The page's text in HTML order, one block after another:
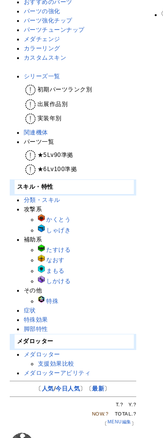
おすすめのパーツ
パーツの強化
パーツ強化チップ
パーツチューンナップ
メダチェンジ
カラーリング
カスタムスキン
シリーズ一覧
初期パーツランク別
出展作品別
実装年別
関連機体
パーツ一覧
★5Lv90準拠
★6Lv100準拠
スキル・特性
分類・スキル
攻撃系
かくとう
しゃげき
補助系
たすける
なおす
まもる
しかける
その他
特殊
症状
特殊効果
脚部特性
メダロッター
メダロッター
支援効果比較
メダロッターアビリティ
〔 人気/今日人気〕〔最新〕
T. ? Y. ?
NOW.? TOTAL. ?
〔 MENU編集 〕